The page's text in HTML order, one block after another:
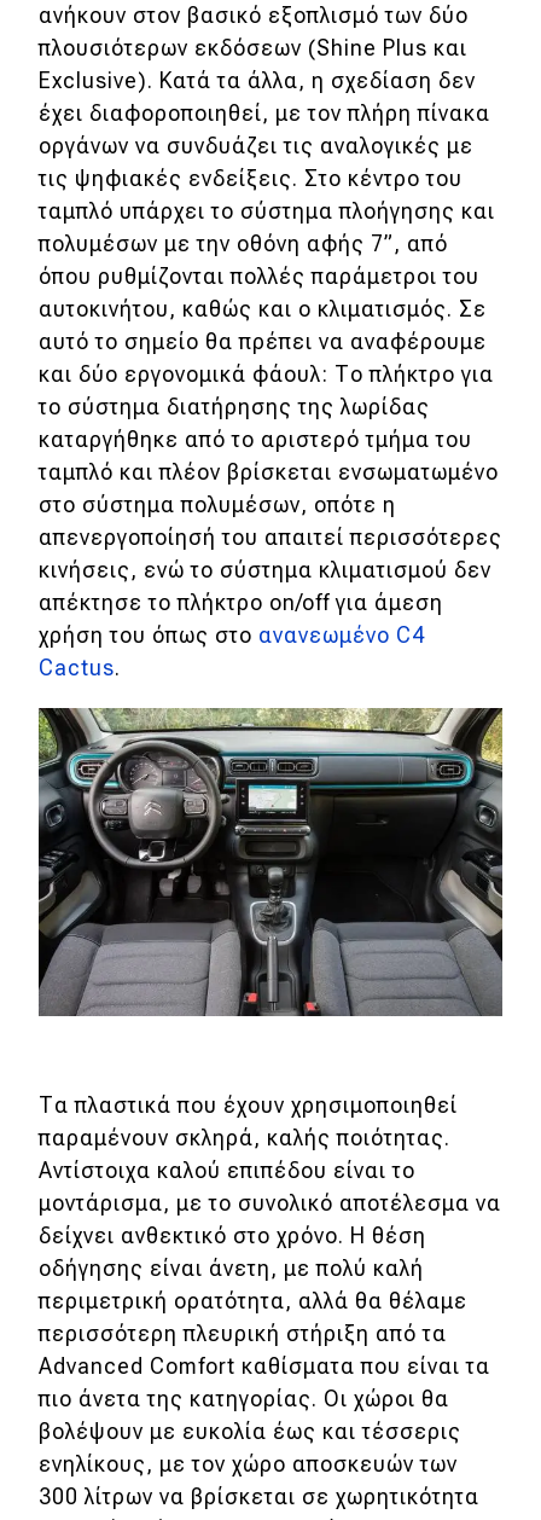
Μεταχειρισμένο
Οδηγός αγοράς
Συμβουλές
Χρηστικά
Συμβουλές
ΚΤΕΟ
Οδική βοήθεια
eDRIVE
DRIVE USED
ανήκουν στον βασικό εξοπλισμό των δύο
πλουσιότερων εκδόσεων (Shine Plus και
Exclusive). Κατά τα άλλα, η σχεδίαση δεν
έχει διαφοροποιηθεί, με τον πλήρη πίνακα
οργάνων να συνδυάζει τις αναλογικές με
τις ψηφιακές ενδείξεις. Στο κέντρο του
ταμπλό υπάρχει το σύστημα πλοήγησης και
πολυμέσων με την οθόνη αφής 7”, από
όπου ρυθμίζονται πολλές παράμετροι του
αυτοκινήτου, καθώς και ο κλιματισμός. Σε
αυτό το σημείο θα πρέπει να αναφέρουμε
και δύο εργονομικά φάουλ: Το πλήκτρο για
το σύστημα διατήρησης της λωρίδας
καταργήθηκε από το αριστερό τμήμα του
ταμπλό και πλέον βρίσκεται ενσωματωμένο
στο σύστημα πολυμέσων, οπότε η
απενεργοποίησή του απαιτεί περισσότερες
κινήσεις, ενώ το σύστημα κλιματισμού δεν
απέκτησε το πλήκτρο on/off για άμεση
χρήση του όπως στο ανανεωμένο C4
Cactus.
Τα πλαστικά που έχουν χρησιμοποιηθεί
παραμένουν σκληρά, καλής ποιότητας.
Αντίστοιχα καλού επιπέδου είναι το
μοντάρισμα, με το συνολικό αποτέλεσμα να
δείχνει ανθεκτικό στο χρόνο. Η θέση
οδήγησης είναι άνετη, με πολύ καλή
περιμετρική ορατότητα, αλλά θα θέλαμε
περισσότερη πλευρική στήριξη από τα
Advanced Comfort καθίσματα που είναι τα
πιο άνετα της κατηγορίας. Οι χώροι θα
βολέψουν με ευκολία έως και τέσσερις
ενηλίκους, με τον χώρο αποσκευών των
300 λίτρων να βρίσκεται σε χωρητικότητα